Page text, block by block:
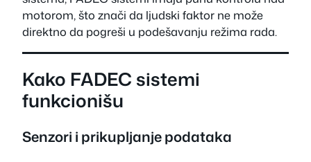
motorom, što znači da ljudski faktor ne može
direktno da pogreši u podešavanju režima rada.
Kako FADEC sistemi
funkcionišu
Senzori i prikupljanje podataka